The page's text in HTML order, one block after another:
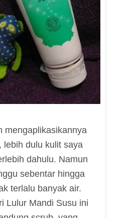
mengaplikasikannya
lebih dulu kulit saya
dahulu. Namun
sebentar hingga
terlalu banyak air.
Lulur Mandi Susu ini